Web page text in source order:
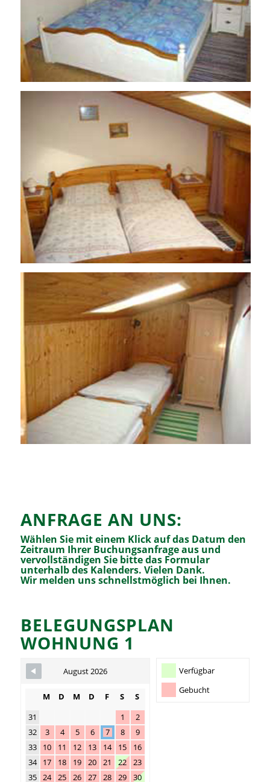
ANFRAGE AN UNS:
Wählen Sie mit einem Klick auf das Datum den
Zeitraum Ihrer Buchungsanfrage aus und
vervollständigen Sie bitte das Formular
unterhalb des Kalenders. Vielen Dank.
Wir melden uns schnellstmöglich bei Ihnen.
Skip Booking Form
BELEGUNGSPLAN
WOHNUNG 1
Verfügbar
Gebucht
August 2026
M D M D F S
S
31
1
2
32
3 4 5 6 7 8
9
33
10 11 12 13 14 15
16
34
17 18 19 20 21 22
23
35 24 25 26 27 28 29 30